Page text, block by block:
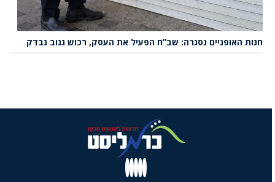
חנות האופניים נסגרה: שב”ח הפעיל את העסק, רכוש גנוב נבדק